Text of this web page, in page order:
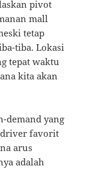
pivot
mall
tetap
tiba. Lokasi
tepat waktu
kita akan
demand yang
favorit
arus
adalah